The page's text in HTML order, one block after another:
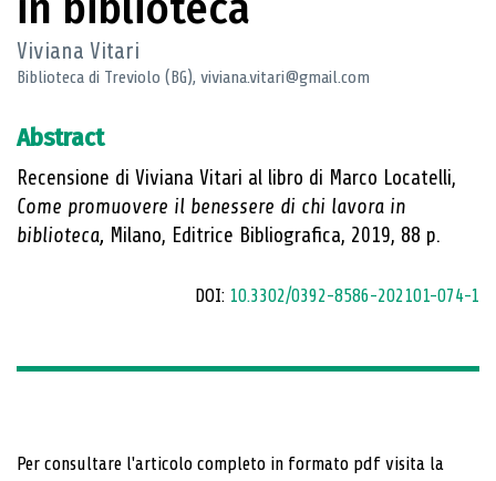
Viviana Vitari
Biblioteca di Treviolo (BG), viviana.vitari@gmail.com
Abstract
Recensione di Viviana Vitari al libro di Marco Locatelli,
Come promuovere il benessere di chi lavora in
biblioteca, Milano, Editrice Bibliografica, 2019, 88 p.
DOI: 10.3302/0392-8586-202101-074-1
Per consultare l'articolo completo in formato pdf visita la